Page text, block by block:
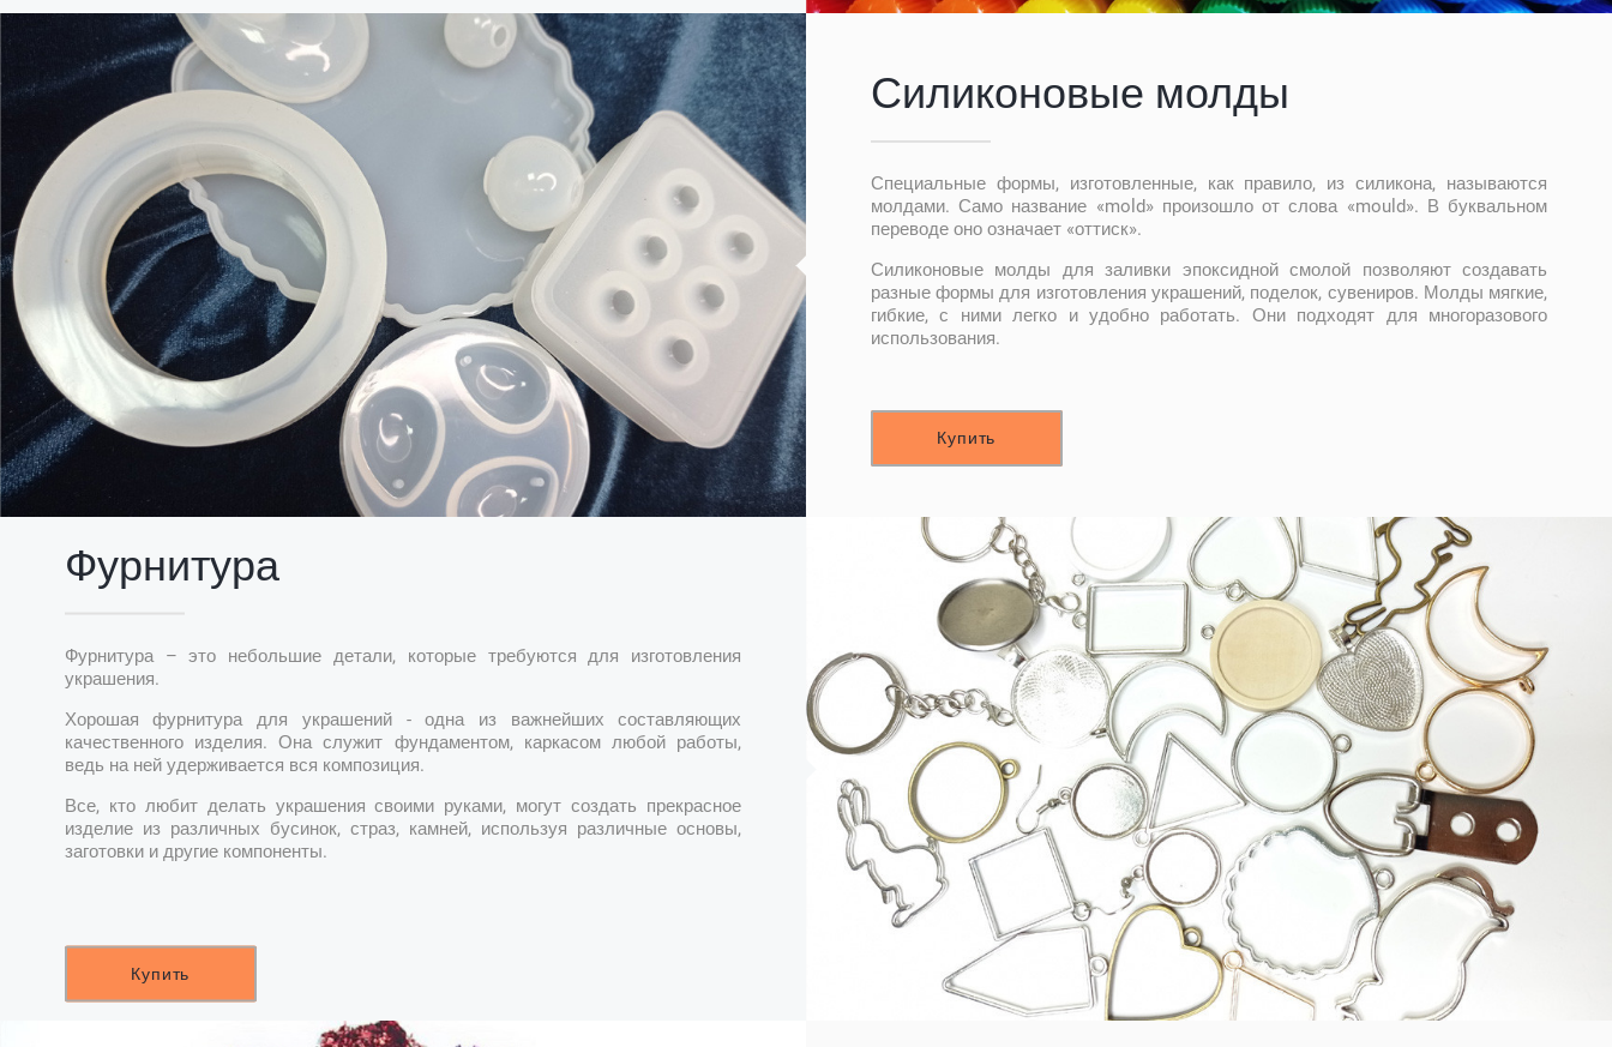
Силиконовые молды
Специальные формы, изготовленные, как правило, из силикона, называются
молдами. Само название «mold» произошло от слова «mould». В буквальном
переводе оно означает «оттиск».
Силиконовые молды для заливки эпоксидной смолой позволяют создавать
разные формы для изготовления украшений, поделок, сувениров. Молды мягкие,
гибкие, с ними легко и удобно работать. Они подходят для многоразового
использования.
Купить
Фурнитура
Фурнитура – это небольшие детали, которые требуются для изготовления
украшения.
Хорошая фурнитура для украшений - одна из важнейших составляющих
качественного изделия. Она служит фундаментом, каркасом любой работы,
ведь на ней удерживается вся композиция.
Все, кто любит делать украшения своими руками, могут создать прекрасное
изделие из различных бусинок, страз, камней, используя различные основы,
заготовки и другие компоненты.
Купить